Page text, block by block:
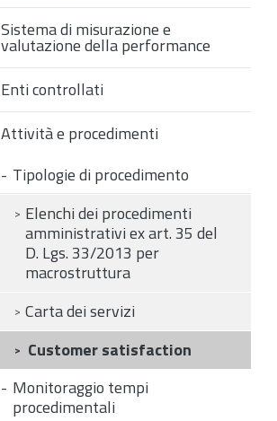
Sistema di misurazione e
valutazione della performance
Enti controllati
Attività e procedimenti
Tipologie di procedimento
Elenchi dei procedimenti
amministrativi ex art. 35 del
D. Lgs. 33/2013 per
macrostruttura
Carta dei servizi
Customer satisfaction
Monitoraggio tempi
procedimentali